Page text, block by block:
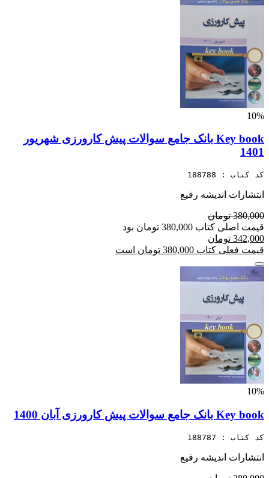
10%
Key book بانک جامع سوالات پیش کارورزی شهریور
1401
کد کتاب : 188788
انتشارات اندیشه رفیع
380,000 تومان
قیمت اصلی کتاب 380,000 تومان بود
342,000 تومان
قیمت فعلی کتاب 380,000 تومان است
10%
Key book بانک جامع سوالات پیش کارورزی آبان 1400
کد کتاب : 188787
انتشارات اندیشه رفیع